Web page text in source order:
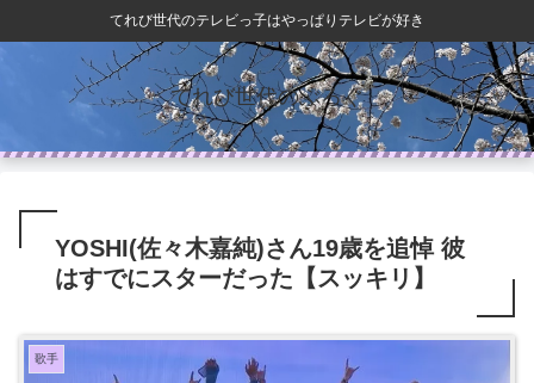
てれび世代のテレビっ子はやっぱりテレビが好き
てれび世代のぶろぐ
YOSHI(佐々木嘉純)さん19歳を追悼 彼
はすでにスターだった【スッキリ】
歌手